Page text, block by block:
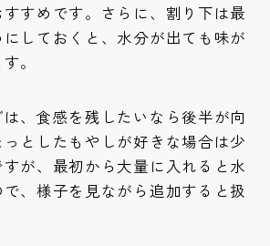
すめです。さらに、割り下は最
しておくと、水分が出ても味が
。
、食感を残したいなら後半が向
としたもやしが好きな場合は少
が、最初から大量に入れると水
、様子を見ながら追加すると扱